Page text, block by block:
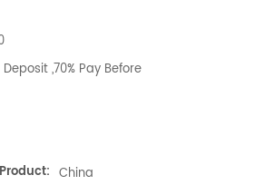
Deposit ,70% Pay Before
China